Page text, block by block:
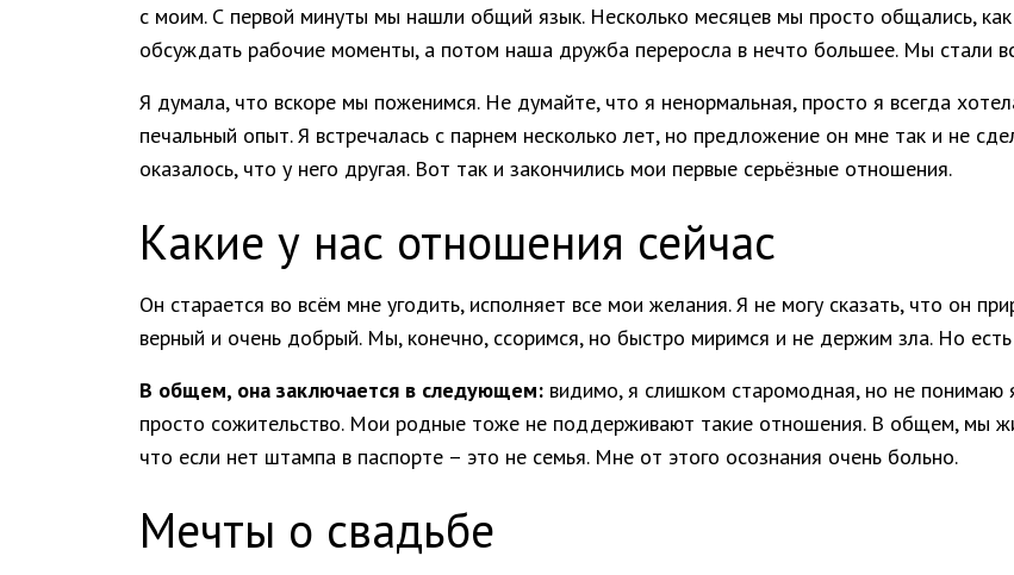
с моим. С первой минуты мы нашли общий язык. Несколько месяцев мы просто общались, как
обсуждать рабочие моменты, а потом наша дружба переросла в нечто большее. Мы стали
Я думала, что вскоре мы поженимся. Не думайте, что я ненормальная, просто я всегда
печальный опыт. Я встречалась с парнем несколько лет, но предложение он мне так и не
оказалось, что у него другая. Вот так и закончились мои первые серьёзные отношения.
Какие у нас отношения сейчас
Он старается во всём мне угодить, исполняет все мои желания. Я не могу сказать, что он
верный и очень добрый. Мы, конечно, ссоримся, но быстро миримся и не держим зла. Но есть
В общем, она заключается в следующем: видимо, я слишком старомодная, но не понимаю
просто сожительство. Мои родные тоже не поддерживают такие отношения. В общем, мы
что если нет штампа в паспорте – это не семья. Мне от этого осознания очень больно.
Мечты о свадьбе